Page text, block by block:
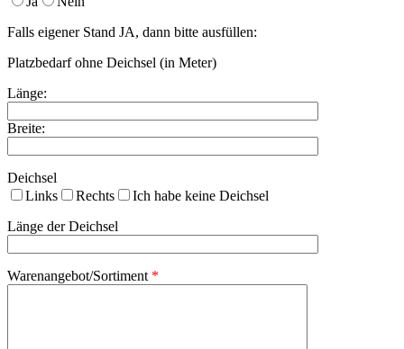
Falls eigener Stand JA, dann bitte ausfüllen:
Platzbedarf ohne Deichsel (in Meter)
Länge:
Breite:
Deichsel
Links
Rechts
Ich habe keine Deichsel
Länge der Deichsel
Warenangebot/Sortiment *